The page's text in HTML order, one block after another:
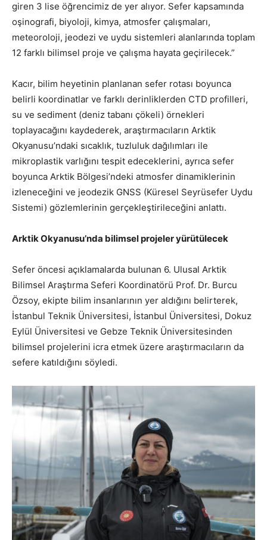
giren 3 lise öğrencimiz de yer alıyor. Sefer kapsamında
oşinografi, biyoloji, kimya, atmosfer çalışmaları,
meteoroloji, jeodezi ve uydu sistemleri alanlarında toplam
12 farklı bilimsel proje ve çalışma hayata geçirilecek.”
Kacır, bilim heyetinin planlanan sefer rotası boyunca
belirli koordinatlar ve farklı derinliklerden CTD profilleri,
su ve sediment (deniz tabanı çökeli) örnekleri
toplayacağını kaydederek, araştırmacıların Arktik
Okyanusu’ndaki sıcaklık, tuzluluk dağılımları ile
mikroplastik varlığını tespit edeceklerini, ayrıca sefer
boyunca Arktik Bölgesi’ndeki atmosfer dinamiklerinin
izleneceğini ve jeodezik GNSS (Küresel Seyrüsefer Uydu
Sistemi) gözlemlerinin gerçekleştirileceğini anlattı.
Arktik Okyanusu’nda bilimsel projeler yürütülecek
Sefer öncesi açıklamalarda bulunan 6. Ulusal Arktik
Bilimsel Araştırma Seferi Koordinatörü Prof. Dr. Burcu
Özsoy, ekipte bilim insanlarının yer aldığını belirterek,
İstanbul Teknik Üniversitesi, İstanbul Üniversitesi, Dokuz
Eylül Üniversitesi ve Gebze Teknik Üniversitesinden
bilimsel projelerini icra etmek üzere araştırmacıların da
sefere katıldığını söyledi.